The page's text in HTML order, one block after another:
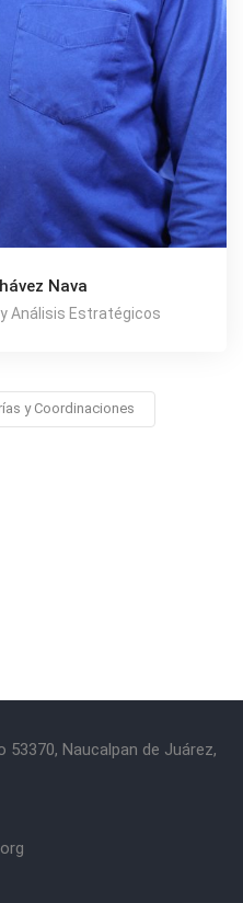
Nava
Análisis Estratégicos
y Coordinaciones
53370, Naucalpan de Juárez,